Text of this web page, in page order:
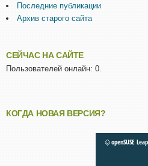
Последние публикации
Архив старого сайта
СЕЙЧАС НА САЙТЕ
Пользователей онлайн: 0.
КОГДА НОВАЯ ВЕРСИЯ?